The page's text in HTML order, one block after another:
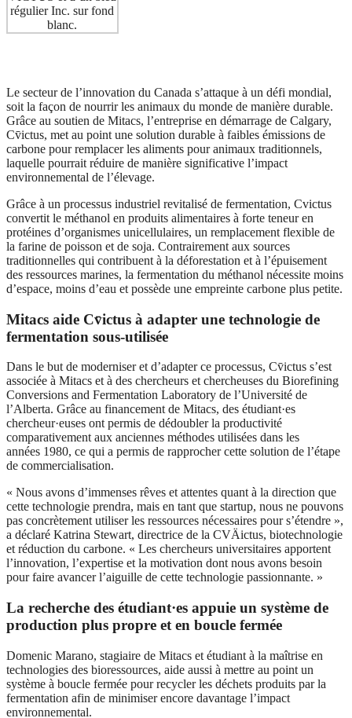
Le secteur de l’innovation du Canada s’attaque à un défi mondial,
soit la façon de nourrir les animaux du monde de manière durable.
Grâce au soutien de Mitacs, l’entreprise en démarrage de Calgary,
Cv̄ictus, met au point une solution durable à faibles émissions de
carbone pour remplacer les aliments pour animaux traditionnels,
laquelle pourrait réduire de manière significative l’impact
environnemental de l’élevage.
Grâce à un processus industriel revitalisé de fermentation, Cvictus
convertit le méthanol en produits alimentaires à forte teneur en
protéines d’organismes unicellulaires, un remplacement flexible de
la farine de poisson et de soja. Contrairement aux sources
traditionnelles qui contribuent à la déforestation et à l’épuisement
des ressources marines, la fermentation du méthanol nécessite moins
d’espace, moins d’eau et possède une empreinte carbone plus petite.
Mitacs aide Cv̄ictus à adapter une technologie de
fermentation sous-utilisée
Dans le but de moderniser et d’adapter ce processus, Cv̄ictus s’est
associée à Mitacs et à des chercheurs et chercheuses du Biorefining
Conversions and Fermentation Laboratory de l’Université de
l’Alberta. Grâce au financement de Mitacs, des étudiant·es
chercheur·euses ont permis de dédoubler la productivité
comparativement aux anciennes méthodes utilisées dans les
années 1980, ce qui a permis de rapprocher cette solution de l’étape
de commercialisation.
« Nous avons d’immenses rêves et attentes quant à la direction que
cette technologie prendra, mais en tant que startup, nous ne pouvons
pas concrètement utiliser les ressources nécessaires pour s’étendre »,
a déclaré Katrina Stewart, directrice de la CVÄictus, biotechnologie
et réduction du carbone. « Les chercheurs universitaires apportent
l’innovation, l’expertise et la motivation dont nous avons besoin
pour faire avancer l’aiguille de cette technologie passionnante. »
La recherche des étudiant·es appuie un système de
production plus propre et en boucle fermée
Domenic Marano, stagiaire de Mitacs et étudiant à la maîtrise en
technologies des bioressources, aide aussi à mettre au point un
système à boucle fermée pour recycler les déchets produits par la
fermentation afin de minimiser encore davantage l’impact
environnemental.